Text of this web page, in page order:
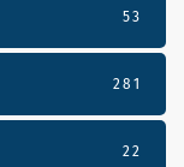
53
281
22